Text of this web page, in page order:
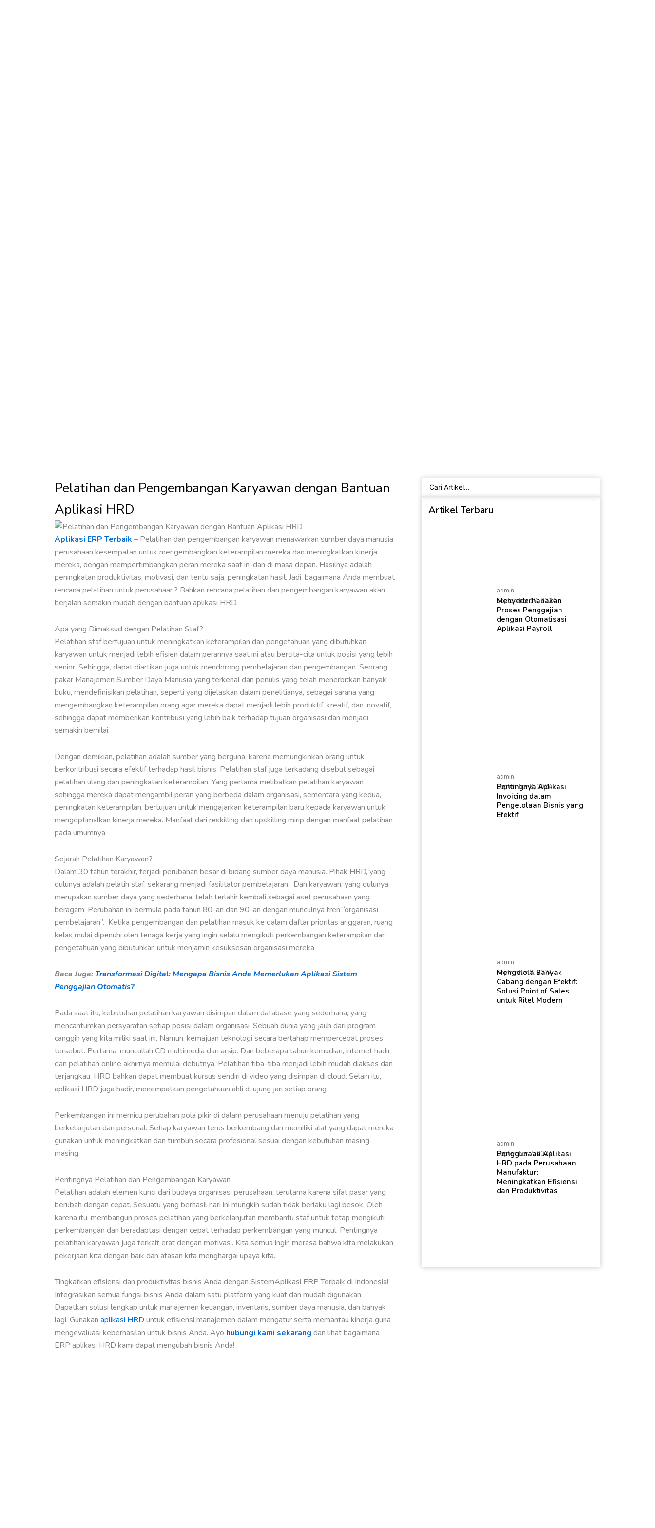
Pelatihan dan Pengembangan Karyawan dengan Bantuan
Aplikasi HRD
Aplikasi ERP Terbaik – Pelatihan dan pengembangan karyawan menawarkan sumber daya manusia
perusahaan kesempatan untuk mengembangkan keterampilan mereka dan meningkatkan kinerja
mereka, dengan mempertimbangkan peran mereka saat ini dan di masa depan. Hasilnya adalah
peningkatan produktivitas, motivasi, dan tentu saja, peningkatan hasil. Jadi, bagaimana Anda membuat
rencana pelatihan untuk perusahaan? Bahkan rencana pelatihan dan pengembangan karyawan akan
berjalan semakin mudah dengan bantuan aplikasi HRD.
Apa yang Dimaksud dengan Pelatihan Staf?
Pelatihan staf bertujuan untuk meningkatkan keterampilan dan pengetahuan yang dibutuhkan
karyawan untuk menjadi lebih efisien dalam perannya saat ini atau bercita-cita untuk posisi yang lebih
senior. Sehingga, dapat diartikan juga untuk mendorong pembelajaran dan pengembangan. Seorang
pakar Manajemen Sumber Daya Manusia yang terkenal dan penulis yang telah menerbitkan banyak
buku, mendefinisikan pelatihan, seperti yang dijelaskan dalam penelitianya, sebagai sarana yang
mengembangkan keterampilan orang agar mereka dapat menjadi lebih produktif, kreatif, dan inovatif,
sehingga dapat memberikan kontribusi yang lebih baik terhadap tujuan organisasi dan menjadi
semakin bernilai.
Dengan demikian, pelatihan adalah sumber yang berguna, karena memungkinkan orang untuk
berkontribusi secara efektif terhadap hasil bisnis. Pelatihan staf juga terkadang disebut sebagai
pelatihan ulang dan peningkatan keterampilan. Yang pertama melibatkan pelatihan karyawan
sehingga mereka dapat mengambil peran yang berbeda dalam organisasi, sementara yang kedua,
peningkatan keterampilan, bertujuan untuk mengajarkan keterampilan baru kepada karyawan untuk
mengoptimalkan kinerja mereka. Manfaat dari reskilling dan upskilling mirip dengan manfaat pelatihan
pada umumnya.
Sejarah Pelatihan Karyawan?
Dalam 30 tahun terakhir, terjadi perubahan besar di bidang sumber daya manusia. Pihak HRD, yang
dulunya adalah pelatih staf, sekarang menjadi fasilitator pembelajaran. Dan karyawan, yang dulunya
merupakan sumber daya yang sederhana, telah terlahir kembali sebagai aset perusahaan yang
beragam. Perubahan ini bermula pada tahun 80-an dan 90-an dengan munculnya tren “organisasi
pembelajaran”. Ketika pengembangan dan pelatihan masuk ke dalam daftar prioritas anggaran, ruang
kelas mulai dipenuhi oleh tenaga kerja yang ingin selalu mengikuti perkembangan keterampilan dan
pengetahuan yang dibutuhkan untuk menjamin kesuksesan organisasi mereka.
Baca Juga: Transformasi Digital: Mengapa Bisnis Anda Memerlukan Aplikasi Sistem
Penggajian Otomatis?
Pada saat itu, kebutuhan pelatihan karyawan disimpan dalam database yang sederhana, yang
mencantumkan persyaratan setiap posisi dalam organisasi. Sebuah dunia yang jauh dari program
canggih yang kita miliki saat ini. Namun, kemajuan teknologi secara bertahap mempercepat proses
tersebut. Pertama, muncullah CD multimedia dan arsip. Dan beberapa tahun kemudian, internet hadir,
dan pelatihan online akhirnya memulai debutnya. Pelatihan tiba-tiba menjadi lebih mudah diakses dan
terjangkau. HRD bahkan dapat membuat kursus sendiri di video yang disimpan di cloud. Selain itu,
aplikasi HRD juga hadir, menempatkan pengetahuan ahli di ujung jari setiap orang.
Perkembangan ini memicu perubahan pola pikir di dalam perusahaan menuju pelatihan yang
berkelanjutan dan personal. Setiap karyawan terus berkembang dan memiliki alat yang dapat mereka
gunakan untuk meningkatkan dan tumbuh secara profesional sesuai dengan kebutuhan masing-
masing.
Pentingnya Pelatihan dan Pengembangan Karyawan
Pelatihan adalah elemen kunci dari budaya organisasi perusahaan, terutama karena sifat pasar yang
berubah dengan cepat. Sesuatu yang berhasil hari ini mungkin sudah tidak berlaku lagi besok. Oleh
karena itu, membangun proses pelatihan yang berkelanjutan membantu staf untuk tetap mengikuti
perkembangan dan beradaptasi dengan cepat terhadap perkembangan yang muncul. Pentingnya
pelatihan karyawan juga terkait erat dengan motivasi. Kita semua ingin merasa bahwa kita melakukan
pekerjaan kita dengan baik dan atasan kita menghargai upaya kita.
Tingkatkan efisiensi dan produktivitas bisnis Anda dengan SistemAplikasi ERP Terbaik di Indonesia!
Integrasikan semua fungsi bisnis Anda dalam satu platform yang kuat dan mudah digunakan.
Dapatkan solusi lengkap untuk manajemen keuangan, inventaris, sumber daya manusia, dan banyak
lagi. Gunakan aplikasi HRD untuk efisiensi manajemen dalam mengatur serta memantau kinerja guna
mengevaluasi keberhasilan untuk bisnis Anda. Ayo hubungi kami sekarang dan lihat bagaimana
ERP aplikasi HRD kami dapat mengubah bisnis Anda!
Search
Artikel Terbaru
admin
September 10, 2024
Menyederhanakan
Proses Penggajian
dengan Otomatisasi
Aplikasi Payroll
admin
September 9, 2024
Pentingnya Aplikasi
Invoicing dalam
Pengelolaan Bisnis yang
Efektif
admin
September 9, 2024
Mengelola Banyak
Cabang dengan Efektif:
Solusi Point of Sales
untuk Ritel Modern
admin
September 7, 2024
Penggunaan Aplikasi
HRD pada Perusahaan
Manufaktur:
Meningkatkan Efisiensi
dan Produktivitas